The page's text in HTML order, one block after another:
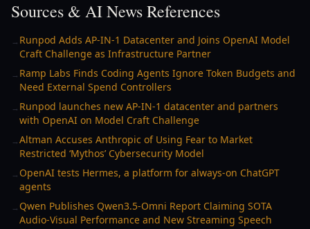
Sources & AI News References
→ Runpod Adds AP-IN-1 Datacenter and Joins OpenAI Model
Craft Challenge as Infrastructure Partner
→ Ramp Labs Finds Coding Agents Ignore Token Budgets and
Need External Spend Controllers
→ Runpod launches new AP-IN-1 datacenter and partners
with OpenAI on Model Craft Challenge
→Altman Accuses Anthropic of Using Fear to Market
Restricted ‘Mythos’ Cybersecurity Model
→ OpenAI tests Hermes, a platform for always-on ChatGPT
agents
→ Qwen Publishes Qwen3.5-Omni Report Claiming SOTA
Audio-Visual Performance and New Streaming Speech